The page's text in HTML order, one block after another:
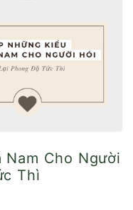
Nam Cho Người
Thì